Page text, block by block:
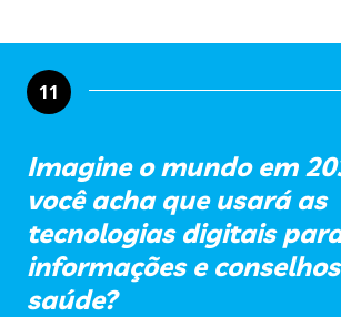
11
Imagine o mundo em
você acha que usará as
tecnologias digitais
informações e
saúde?